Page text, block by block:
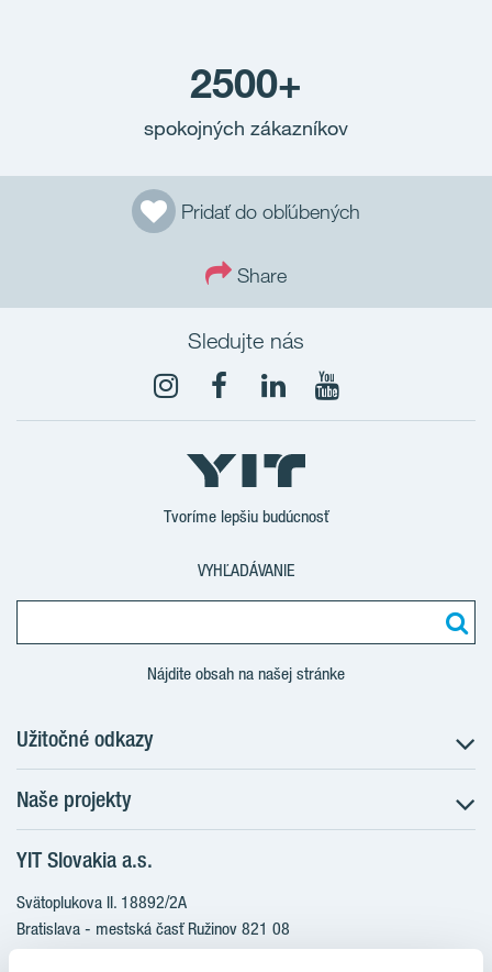
Pridať do obľúbených
Share
2500+
spokojných zákazníkov
Sledujte nás
Tvoríme lepšiu budúcnosť
VYHĽADÁVANIE
Nájdite obsah na našej stránke
Užitočné odkazy
O nás
Prečo bývať s nami
Udržateľnosť máme v DNA
Starostlivosť o zákazníkov
Financovanie
Naše projekty
Družstevné bývanie
NUPPU
ZWIRN
YIT Slovakia a.s.
Svätoplukova II. 18892/2A
Bratislava - mestská časť Ružinov 821 08
Slovakia